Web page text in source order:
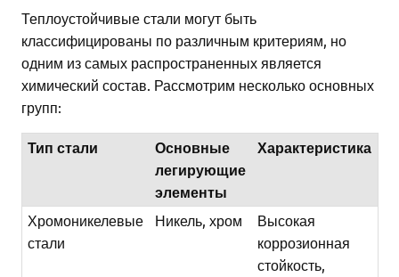
Теплоустойчивые стали могут быть
классифицированы по различным критериям, но
одним из самых распространенных является
химический состав. Рассмотрим несколько основных
групп:
Тип стали
Основные
легирующие
элементы
Характеристика
Хромоникелевые
стали
Никель, хром
Высокая
коррозионная
стойкость,